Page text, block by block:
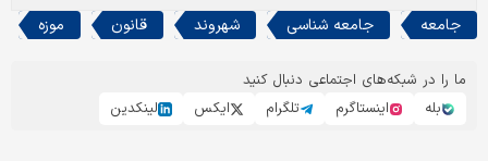
جامعه جامعه شناسی شهروند قانون موزه
ما را در شبکه‌های اجتماعی دنبال کنید
بله
اینستاگرم تلگرام ایکس لینکدین